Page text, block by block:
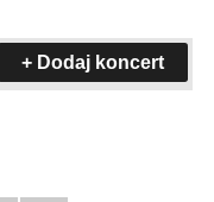
+ Dodaj koncert